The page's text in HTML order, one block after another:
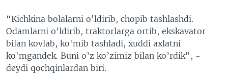
“Kichkina bolalarni o'ldirib, chopib tashlashdi.
Odamlarni o'ldirib, traktorlarga ortib, ekskavator
bilan kovlab, ko'mib tashladi, xuddi axlatni
ko'mgandek. Buni o’z ko’zimiz bilan ko’rdik", -
deydi qochqinlardan biri.